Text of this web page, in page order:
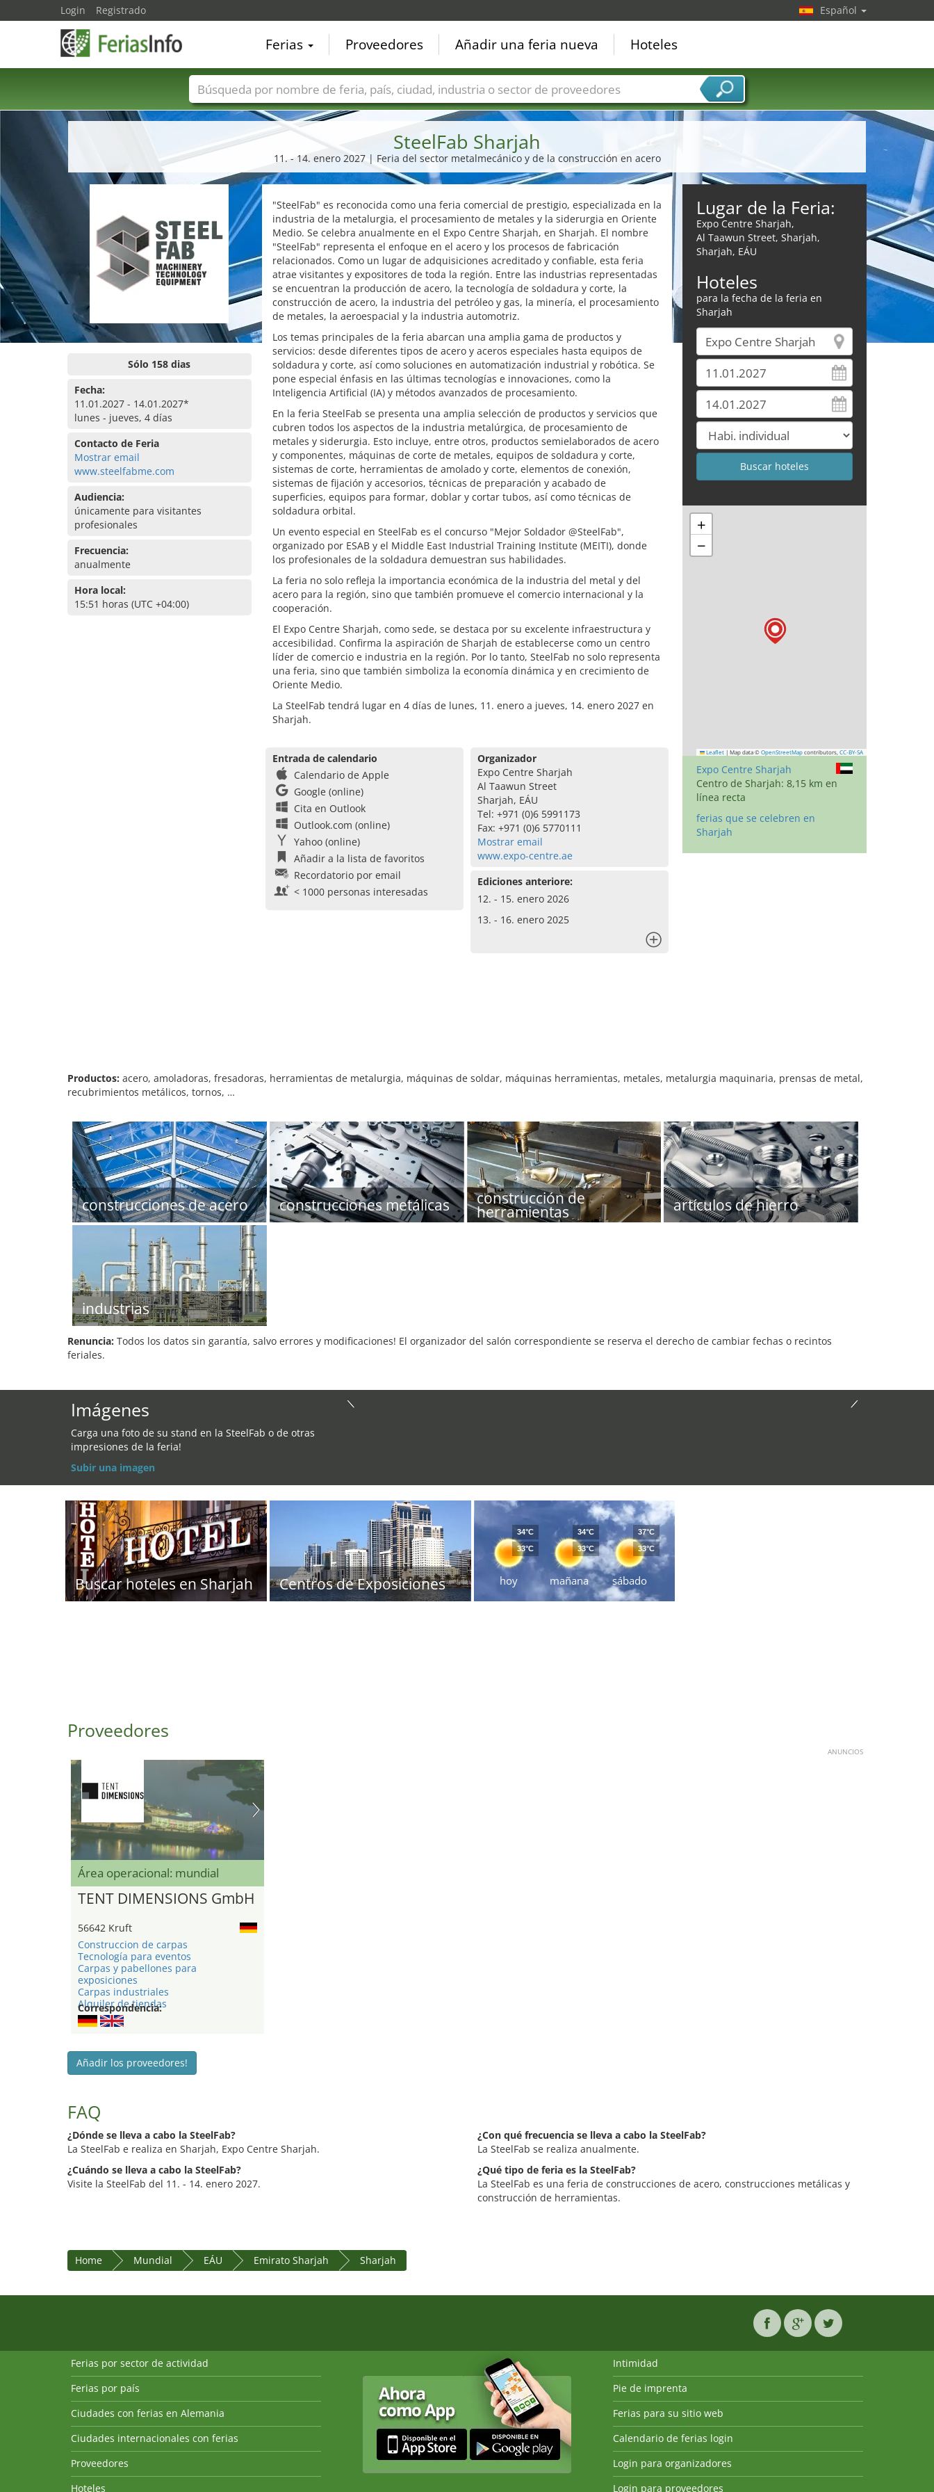
SteelFab Sharjah
11. - 14. enero 2027 | Feria del sector metalmecánico y de la construcción en acero
Sólo 158 dias
Fecha:
11.01.2027 - 14.01.2027*
lunes - jueves, 4 días
Contacto de Feria
Mostrar email
www.steelfabme.com
Audiencia:
únicamente para visitantes
profesionales
Frecuencia:
anualmente
Hora local:
15:51 horas (UTC +04:00)
"SteelFab" es reconocida como una feria comercial de prestigio, especializada en la
industria de la metalurgia, el procesamiento de metales y la siderurgia en Oriente
Medio. Se celebra anualmente en el Expo Centre Sharjah, en Sharjah. El nombre
"SteelFab" representa el enfoque en el acero y los procesos de fabricación
relacionados. Como un lugar de adquisiciones acreditado y confiable, esta feria
atrae visitantes y expositores de toda la región. Entre las industrias representadas
se encuentran la producción de acero, la tecnología de soldadura y corte, la
construcción de acero, la industria del petróleo y gas, la minería, el procesamiento
de metales, la aeroespacial y la industria automotriz.
Los temas principales de la feria abarcan una amplia gama de productos y
servicios: desde diferentes tipos de acero y aceros especiales hasta equipos de
soldadura y corte, así como soluciones en automatización industrial y robótica. Se
pone especial énfasis en las últimas tecnologías e innovaciones, como la
Inteligencia Artificial (IA) y métodos avanzados de procesamiento.
En la feria SteelFab se presenta una amplia selección de productos y servicios que
cubren todos los aspectos de la industria metalúrgica, de procesamiento de
metales y siderurgia. Esto incluye, entre otros, productos semielaborados de acero
y componentes, máquinas de corte de metales, equipos de soldadura y corte,
sistemas de corte, herramientas de amolado y corte, elementos de conexión,
sistemas de fijación y accesorios, técnicas de preparación y acabado de
superficies, equipos para formar, doblar y cortar tubos, así como técnicas de
soldadura orbital.
Un evento especial en SteelFab es el concurso "Mejor Soldador @SteelFab",
organizado por ESAB y el Middle East Industrial Training Institute (MEITI), donde
los profesionales de la soldadura demuestran sus habilidades.
La feria no solo refleja la importancia económica de la industria del metal y del
acero para la región, sino que también promueve el comercio internacional y la
cooperación.
El Expo Centre Sharjah, como sede, se destaca por su excelente infraestructura y
accesibilidad. Confirma la aspiración de Sharjah de establecerse como un centro
líder de comercio e industria en la región. Por lo tanto, SteelFab no solo representa
una feria, sino que también simboliza la economía dinámica y en crecimiento de
Oriente Medio.
La SteelFab tendrá lugar en 4 días de lunes, 11. enero a jueves, 14. enero 2027 en
Sharjah.
Entrada de calendario
Calendario de Apple
Google (online)
Cita en Outlook
Outlook.com (online)
Yahoo (online)
Añadir a la lista de favoritos
Recordatorio por email
< 1000 personas interesadas
Organizador
Expo Centre Sharjah
Al Taawun Street
Sharjah, EÁU
Tel: +971 (0)6 5991173
Fax: +971 (0)6 5770111
Mostrar email
www.expo-centre.ae
Ediciones anteriore:
12. - 15. enero 2026
13. - 16. enero 2025
Lugar de la Feria:
Expo Centre Sharjah,
Al Taawun Street, Sharjah,
Sharjah, EÁU
Hoteles
para la fecha de la feria en
Sharjah
+
−
Leaflet | Map data © OpenStreetMap contributors, CC-BY-SA
Expo Centre Sharjah
Centro de Sharjah: 8,15 km en
línea recta
ferias que se celebren en
Sharjah
Productos: acero, amoladoras, fresadoras, herramientas de metalurgia, máquinas de soldar, máquinas herramientas, metales, metalurgia maquinaria, prensas de metal,
recubrimientos metálicos, tornos, …
construcciones de acero construcciones metálicas construcción de
herramientas artículos de hierro
industrias
Renuncia: Todos los datos sin garantía, salvo errores y modificaciones! El organizador del salón correspondiente se reserva el derecho de cambiar fechas o recintos
feriales.
Imágenes
Carga una foto de su stand en la SteelFab o de otras
impresiones de la feria!
Subir una imagen
Buscar hoteles en Sharjah Centros de Exposiciones hoy
34°C
33°C
mañana
34°C
33°C
sábado
37°C
33°C
Proveedores
ANUNCIOS
Área operacional: mundial
TENT DIMENSIONS GmbH
56642 Kruft
Construccion de carpas
Tecnología para eventos
Carpas y pabellones para
exposiciones
Carpas industriales
Alquiler de tiendas
Correspondencia:
Añadir los proveedores!
FAQ
¿Dónde se lleva a cabo la SteelFab?
La SteelFab e realiza en Sharjah, Expo Centre Sharjah.
¿Cuándo se lleva a cabo la SteelFab?
Visite la SteelFab del 11. - 14. enero 2027.
¿Con qué frecuencia se lleva a cabo la SteelFab?
La SteelFab se realiza anualmente.
¿Qué tipo de feria es la SteelFab?
La SteelFab es una feria de construcciones de acero, construcciones metálicas y
construcción de herramientas.
Home Mundial EÁU Emirato Sharjah Sharjah
Login Registrado Español
Ferias Proveedores Añadir una feria nueva Hoteles
Nombres de ferias Países Ciudades Sectores de ferias Sectores de proveedor de servicios
Ferias por sector de actividad
Ferias por país
Ciudades con ferias en Alemania
Ciudades internacionales con ferias
Proveedores
Hoteles
Intimidad
Pie de imprenta
Ferias para su sitio web
Calendario de ferias login
Login para organizadores
Login para proveedores